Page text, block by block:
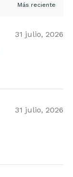
31 julio, 2026
31 julio, 2026